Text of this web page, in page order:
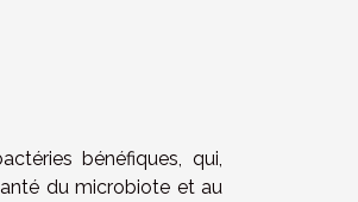
bénéfiques, qui,
du microbiote et au